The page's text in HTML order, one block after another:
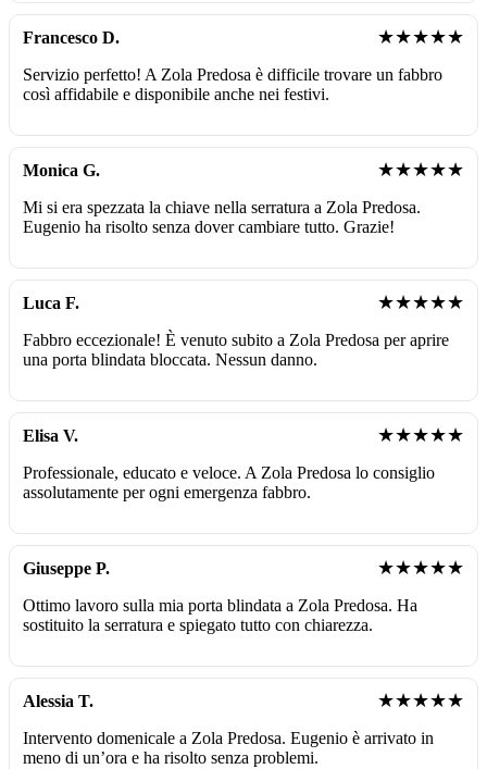
Francesco D. ★★★★★
Servizio perfetto! A Zola Predosa è difficile trovare un fabbro
così affidabile e disponibile anche nei festivi.
Monica G. ★★★★★
Mi si era spezzata la chiave nella serratura a Zola Predosa.
Eugenio ha risolto senza dover cambiare tutto. Grazie!
Luca F. ★★★★★
Fabbro eccezionale! È venuto subito a Zola Predosa per aprire
una porta blindata bloccata. Nessun danno.
Elisa V. ★★★★★
Professionale, educato e veloce. A Zola Predosa lo consiglio
assolutamente per ogni emergenza fabbro.
Giuseppe P. ★★★★★
Ottimo lavoro sulla mia porta blindata a Zola Predosa. Ha
sostituito la serratura e spiegato tutto con chiarezza.
Alessia T. ★★★★★
Intervento domenicale a Zola Predosa. Eugenio è arrivato in
meno di un’ora e ha risolto senza problemi.